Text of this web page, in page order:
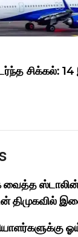
சிக்கல்:
வைத்த
திமுகவில்